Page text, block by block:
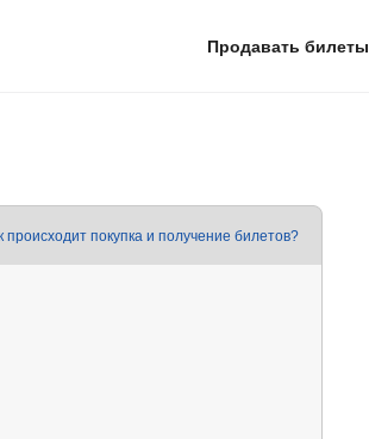
Продавать билеты
происходит покупка и получение билетов?